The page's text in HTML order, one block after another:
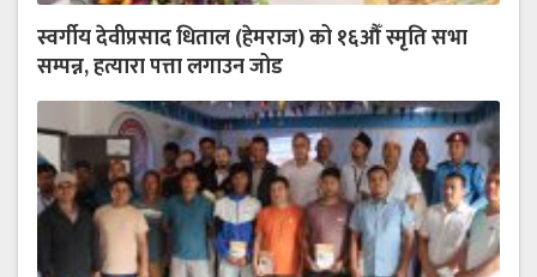
स्वर्गीय देवीप्रसाद धिताल (हेमराज) को १६औँ स्मृति सभा
सम्पन्न, हत्यारा पत्ता लगाउन जोड